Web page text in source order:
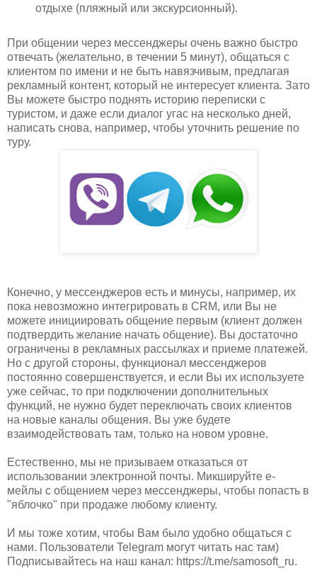
отдыхе (пляжный или экскурсионный).
При общении через мессенджеры очень важно быстро
отвечать (желательно, в течении 5 минут), общаться с
клиентом по имени и не быть навязчивым, предлагая
рекламный контент, который не интересует клиента. Зато
Вы можете быстро поднять историю переписки с
туристом, и даже если диалог угас на несколько дней,
написать снова, например, чтобы уточнить решение по
туру.
Конечно, у мессенджеров есть и минусы, например, их
пока невозможно интегрировать в CRM, или Вы не
можете инициировать общение первым (клиент должен
подтвердить желание начать общение). Вы достаточно
ограничены в рекламных рассылках и приеме платежей.
Но с другой стороны, функционал мессенджеров
постоянно совершенствуется, и если Вы их используете
уже сейчас, то при подключении дополнительных
функций, не нужно будет переключать своих клиентов
на новые каналы общения. Вы уже будете
взаимодействовать там, только на новом уровне.
Естественно, мы не призываем отказаться от
использовании электронной почты. Микшируйте е-
мейлы с общением через мессенджеры, чтобы попасть в
"яблочко" при продаже любому клиенту.
И мы тоже хотим, чтобы Вам было удобно общаться с
нами. Пользователи Telegram могут читать нас там)
Подписывайтесь на наш канал: https://t.me/samosoft_ru.